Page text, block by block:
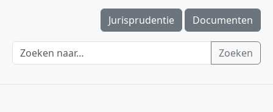
Jurisprudentie Documenten
Zoeken